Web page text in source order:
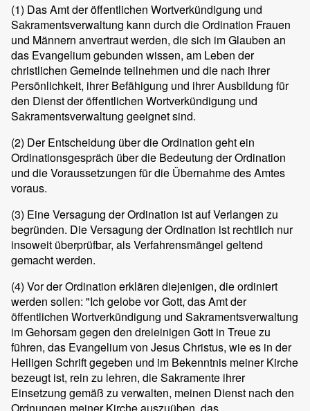
(1) Das Amt der öffentlichen Wortverkündigung und
Sakramentsverwaltung kann durch die Ordination Frauen
und Männern anvertraut werden, die sich im Glauben an
das Evangelium gebunden wissen, am Leben der
christlichen Gemeinde teilnehmen und die nach ihrer
Persönlichkeit, ihrer Befähigung und ihrer Ausbildung für
den Dienst der öffentlichen Wortverkündigung und
Sakramentsverwaltung geeignet sind.
(2) Der Entscheidung über die Ordination geht ein
Ordinationsgespräch über die Bedeutung der Ordination
und die Voraussetzungen für die Übernahme des Amtes
voraus.
(3) Eine Versagung der Ordination ist auf Verlangen zu
begründen. Die Versagung der Ordination ist rechtlich nur
insoweit überprüfbar, als Verfahrensmängel geltend
gemacht werden.
(4) Vor der Ordination erklären diejenigen, die ordiniert
werden sollen: "Ich gelobe vor Gott, das Amt der
öffentlichen Wortverkündigung und Sakramentsverwaltung
im Gehorsam gegen den dreieinigen Gott in Treue zu
führen, das Evangelium von Jesus Christus, wie es in der
Heiligen Schrift gegeben und im Bekenntnis meiner Kirche
bezeugt ist, rein zu lehren, die Sakramente ihrer
Einsetzung gemäß zu verwalten, meinen Dienst nach den
Ordnungen meiner Kirche auszuüben, das